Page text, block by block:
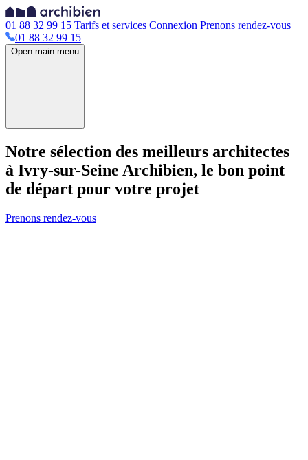
01 88 32 99 15 Tarifs et services Connexion Prenons rendez-vous
01 88 32 99 15
Open main menu
Notre sélection des meilleurs architectes
à Ivry-sur-Seine Archibien, le bon point
de départ pour votre projet
Prenons rendez-vous